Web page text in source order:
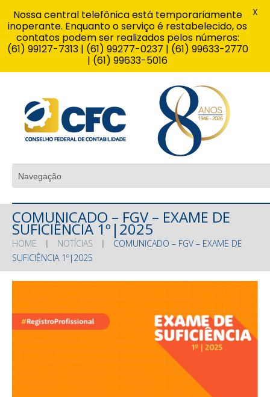
COMUNICADO – FGV – EXAME DE
SUFICIÊNCIA 1º|2025
HOME NOTÍCIAS
COMUNICADO – FGV – EXAME DE
SUFICIÊNCIA 1º|2025
Nossa central telefônica está temporariamente
inoperante. Enquanto o serviço é restabelecido, os
contatos podem ser realizados pelos números:
(61) 99127-7313 | (61) 99277-0237 | (61) 99633-2770
| (61) 99633-5016
X